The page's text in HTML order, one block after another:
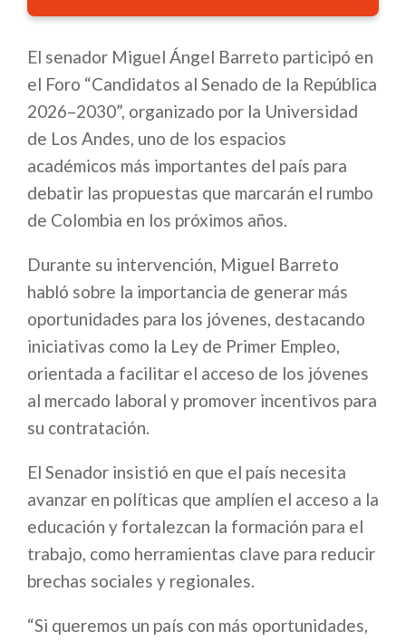
El senador Miguel Ángel Barreto participó en
el Foro “Candidatos al Senado de la República
2026–2030”, organizado por la Universidad
de Los Andes, uno de los espacios
académicos más importantes del país para
debatir las propuestas que marcarán el rumbo
de Colombia en los próximos años.
Durante su intervención, Miguel Barreto
habló sobre la importancia de generar más
oportunidades para los jóvenes, destacando
iniciativas como la Ley de Primer Empleo,
orientada a facilitar el acceso de los jóvenes
al mercado laboral y promover incentivos para
su contratación.
El Senador insistió en que el país necesita
avanzar en políticas que amplíen el acceso a la
educación y fortalezcan la formación para el
trabajo, como herramientas clave para reducir
brechas sociales y regionales.
“Si queremos un país con más oportunidades,